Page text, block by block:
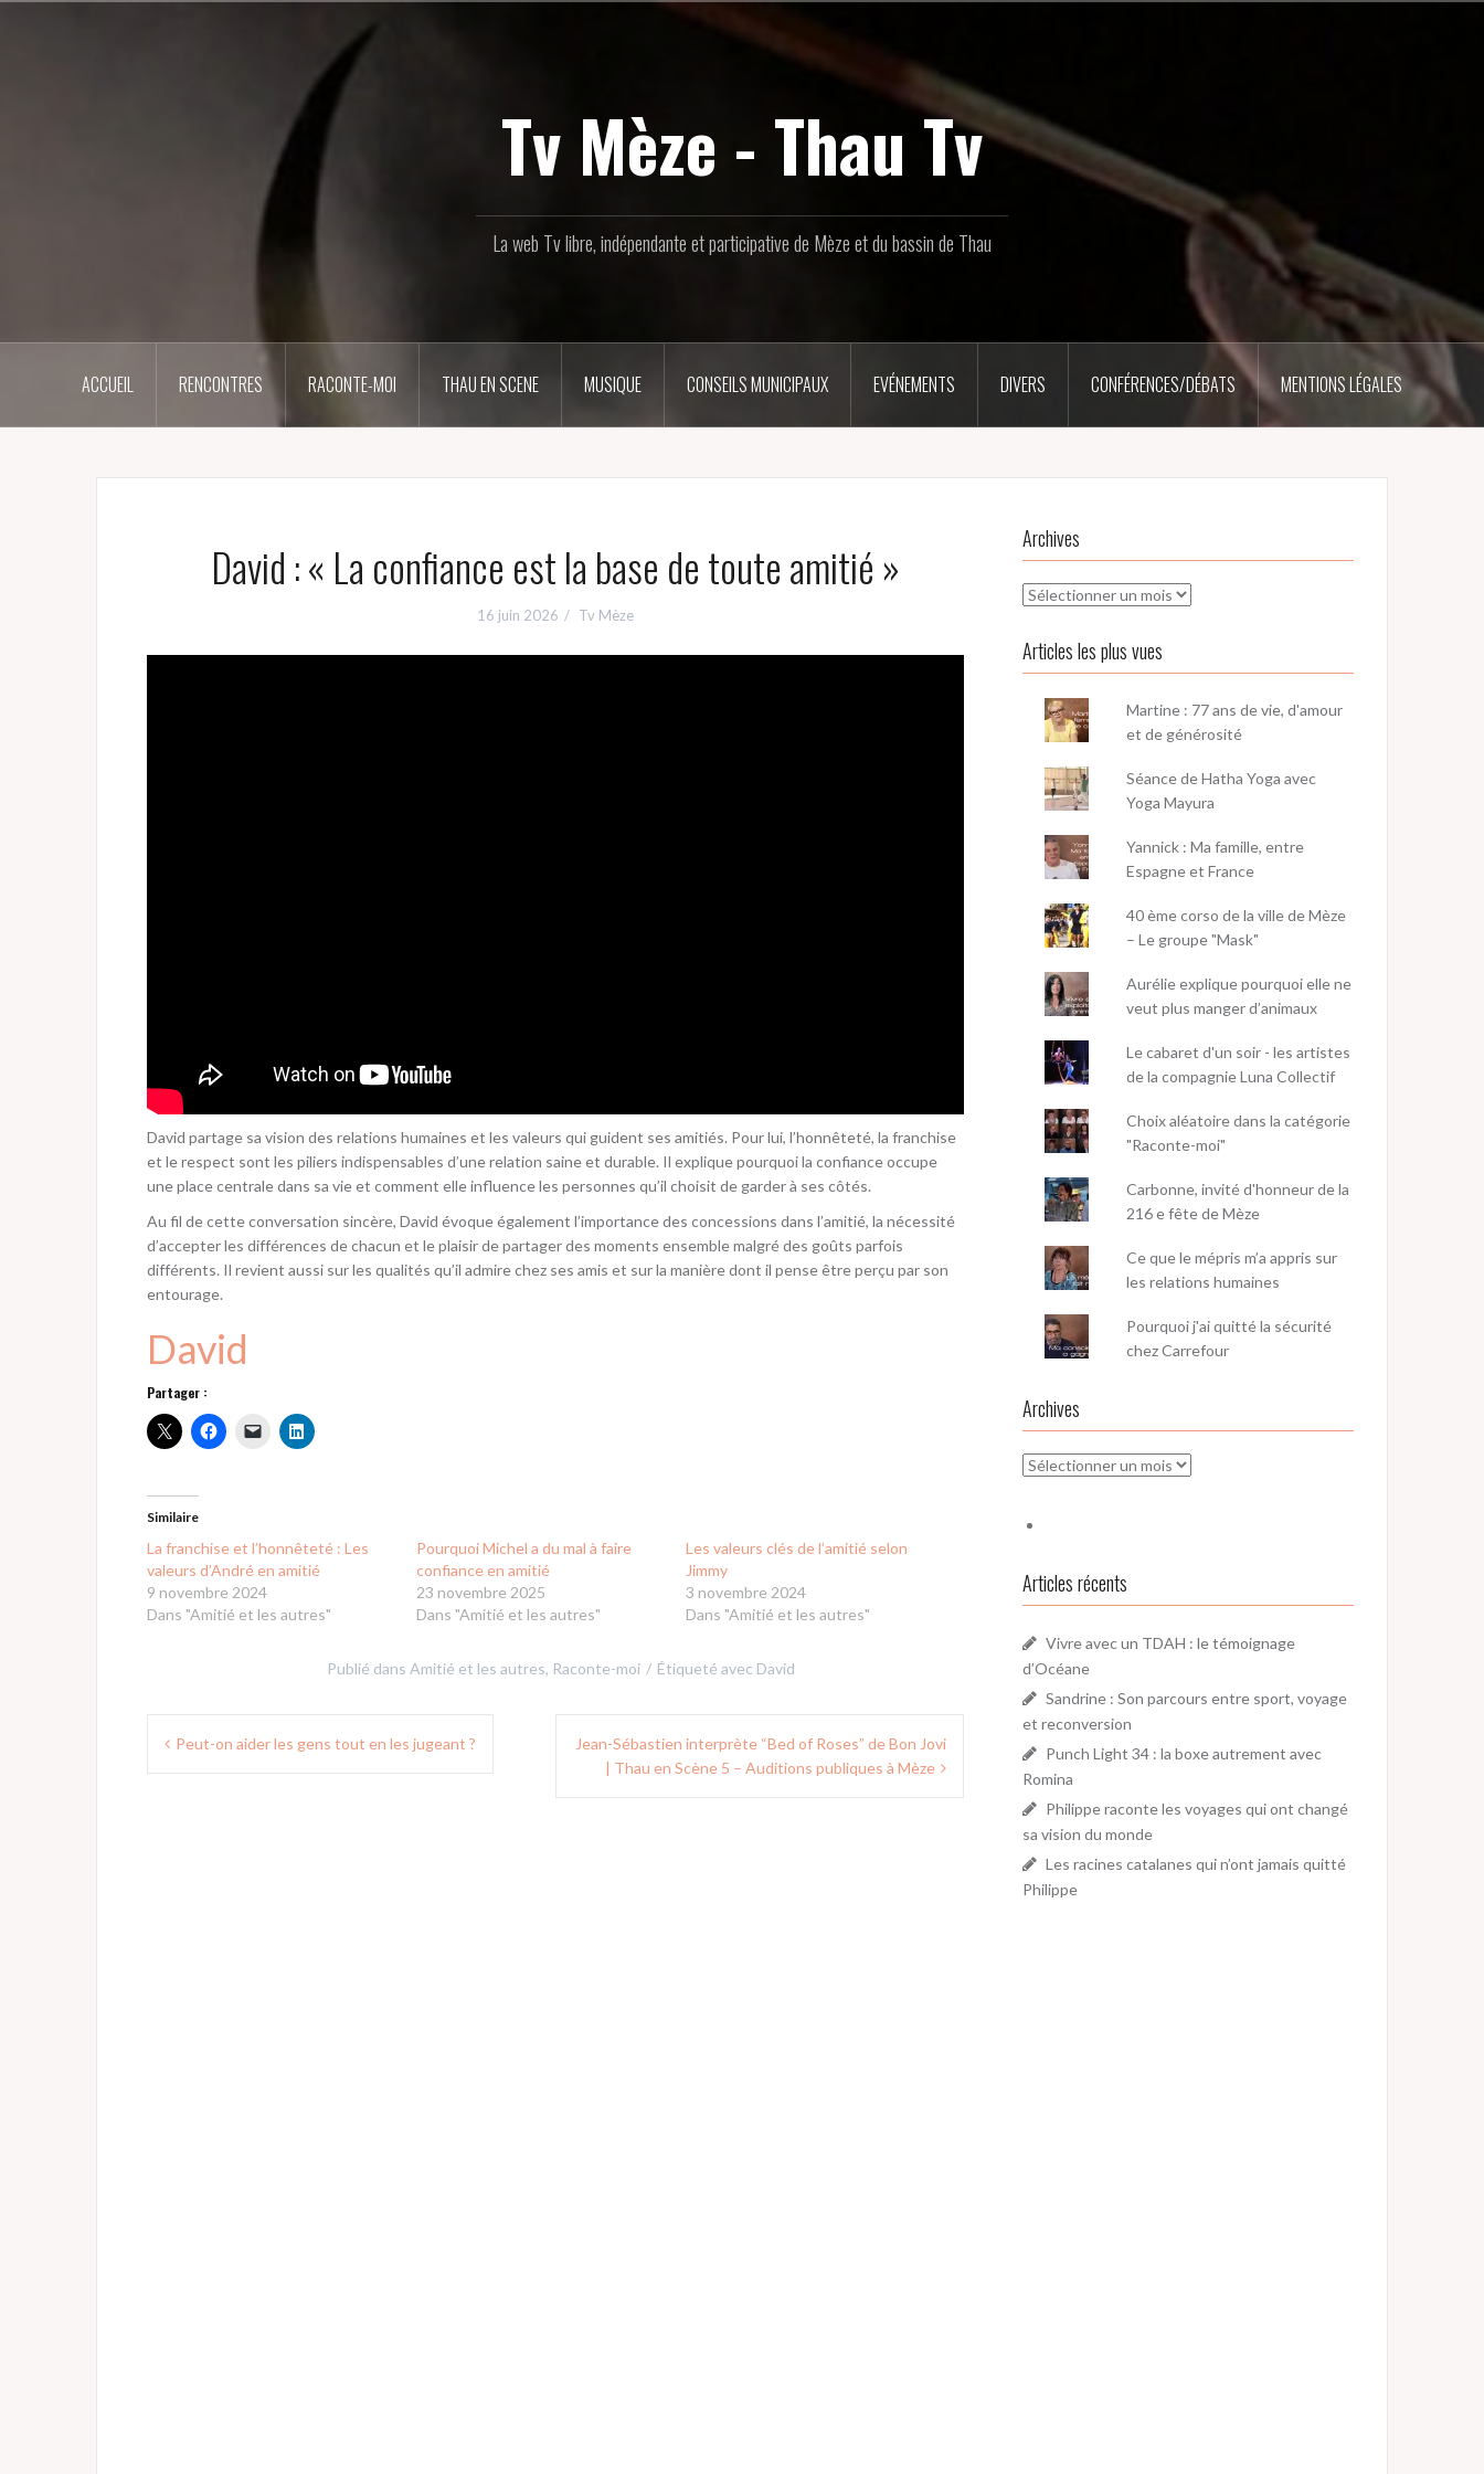
Tv Mèze - Thau Tv
La web Tv libre, indépendante et participative de Mèze et du bassin de Thau
ACCUEIL RENCONTRES RACONTE-MOI THAU EN SCENE MUSIQUE CONSEILS MUNICIPAUX EVÉNEMENTS DIVERS CONFÉRENCES/DÉBATS MENTIONS LÉGALES
David : « La confiance est la base de toute amitié »
16 juin 2026 Tv Mèze
David partage sa vision des relations humaines et les valeurs qui guident ses amitiés. Pour lui, l’honnêteté, la franchise
et le respect sont les piliers indispensables d’une relation saine et durable. Il explique pourquoi la confiance occupe
une place centrale dans sa vie et comment elle influence les personnes qu’il choisit de garder à ses côtés.
Au fil de cette conversation sincère, David évoque également l’importance des concessions dans l’amitié, la nécessité
d’accepter les différences de chacun et le plaisir de partager des moments ensemble malgré des goûts parfois
différents. Il revient aussi sur les qualités qu’il admire chez ses amis et sur la manière dont il pense être perçu par son
entourage.
David
Partager :
Similaire
La franchise et l’honnêteté : Les
valeurs d’André en amitié
9 novembre 2024
Dans "Amitié et les autres"
Pourquoi Michel a du mal à faire
confiance en amitié
23 novembre 2025
Dans "Amitié et les autres"
Les valeurs clés de l’amitié selon
Jimmy
3 novembre 2024
Dans "Amitié et les autres"
Publié dans Amitié et les autres, Raconte-moi Étiqueté avec David
Navigation
Peut-on aider les gens tout en les jugeant ?
Jean-Sébastien interprète “Bed of Roses” de Bon Jovi
| Thau en Scène 5 – Auditions publiques à Mèze
Archives
Archives
Articles les plus vues
Martine : 77 ans de vie, d'amour
et de générosité
Séance de Hatha Yoga avec
Yoga Mayura
Yannick : Ma famille, entre
Espagne et France
40 ème corso de la ville de Mèze
– Le groupe "Mask"
Aurélie explique pourquoi elle ne
veut plus manger d’animaux
Le cabaret d'un soir - les artistes
de la compagnie Luna Collectif
Choix aléatoire dans la catégorie
"Raconte-moi"
Carbonne, invité d'honneur de la
216 e fête de Mèze
Ce que le mépris m’a appris sur
les relations humaines
Pourquoi j'ai quitté la sécurité
chez Carrefour
Archives
Archives
Articles récents
Vivre avec un TDAH : le témoignage
d’Océane
Sandrine : Son parcours entre sport, voyage
et reconversion
Punch Light 34 : la boxe autrement avec
Romina
Philippe raconte les voyages qui ont changé
sa vision du monde
Les racines catalanes qui n’ont jamais quitté
Philippe